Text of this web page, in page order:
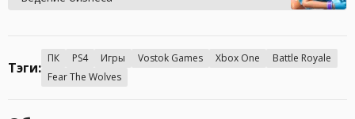
Тэги:
ПК PS4 Игры Vostok Games Xbox One
Battle Royale
Fear The Wolves